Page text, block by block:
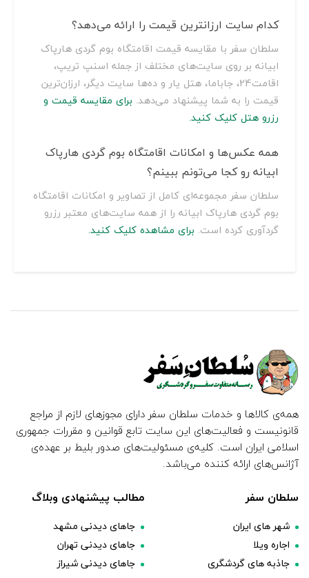
کدام سایت ارزانترین قیمت را ارائه می‌دهد؟
سلطان سفر با مقایسه قیمت اقامتگاه بوم گردی هارپاک
ابیانه بر روی سایت‌های مختلف از جمله اسنپ تریپ،
اقامت24، جاباما، هتل یار و ده‌ها سایت دیگر، ارزان‌ترین
قیمت را به شما پیشنهاد می‌دهد. برای مقایسه قیمت و
رزرو هتل کلیک کنید.
همه عکس‌ها و امکانات اقامتگاه بوم گردی هارپاک
ابیانه رو کجا می‌تونم ببینم؟
سلطان سفر مجموعه‌ای کامل از تصاویر و امکانات اقامتگاه
بوم گردی هارپاک ابیانه را از همه سایت‌های معتبر رزرو
گردآوری کرده است. برای مشاهده کلیک کنید.
همه‌ی کالاها و خدمات سلطان سفر دارای مجوزهای لازم از مراجع
قانونیست و فعالیت‌های این سایت تابع قوانین و مقررات جمهوری
اسلامی ایران است. کلیه‌ی مسئولیت‌های صدور بلیط بر عهده‌ی
آژانس‌های ارائه کننده می‌باشد.
سلطان سفر
شهر های ایران
اجاره ویلا
جاذبه های گردشگری
مطالب پیشنهادی وبلاگ
جاهای دیدنی مشهد
جاهای دیدنی تهران
جاهای دیدنی شیراز